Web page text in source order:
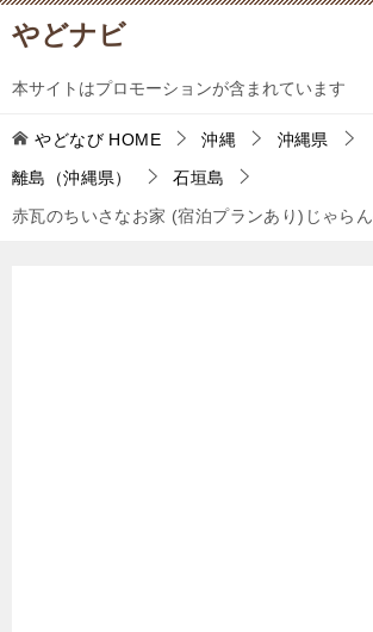
やどナビ
本サイトはプロモーションが含まれています
やどなび HOME 沖縄
沖縄県
離島（沖縄県）
石垣島
赤瓦のちいさなお家 (宿泊プランあり)じゃら